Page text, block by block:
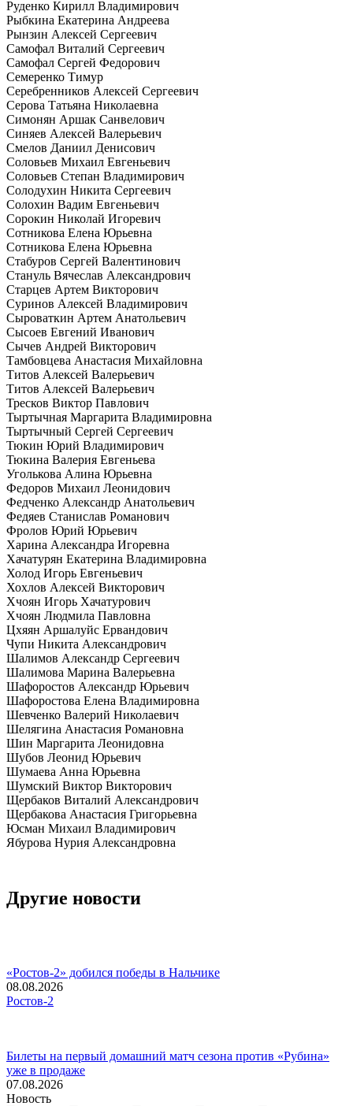
Руденко Кирилл Владимирович
Рыбкина Екатерина Андреева
Рынзин Алексей Сергеевич
Самофал Виталий Сергеевич
Самофал Сергей Федорович
Семеренко Тимур
Серебренников Алексей Сергеевич
Серова Татьяна Николаевна
Симонян Аршак Санвелович
Синяев Алексей Валерьевич
Смелов Даниил Денисович
Соловьев Михаил Евгеньевич
Соловьев Степан Владимирович
Солодухин Никита Сергеевич
Солохин Вадим Евгеньевич
Сорокин Николай Игоревич
Сотникова Елена Юрьевна
Сотникова Елена Юрьевна
Стабуров Сергей Валентинович
Стануль Вячеслав Александрович
Старцев Артем Викторович
Суринов Алексей Владимирович
Сыроваткин Артем Анатольевич
Сысоев Евгений Иванович
Сычев Андрей Викторович
Тамбовцева Анастасия Михайловна
Титов Алексей Валерьевич
Титов Алексей Валерьевич
Тресков Виктор Павлович
Тыртычная Маргарита Владимировна
Тыртычный Сергей Сергеевич
Тюкин Юрий Владимирович
Тюкина Валерия Евгеньева
Уголькова Алина Юрьевна
Федоров Михаил Леонидович
Федченко Александр Анатольевич
Федяев Станислав Романович
Фролов Юрий Юрьевич
Харина Александра Игоревна
Хачатурян Екатерина Владимировна
Холод Игорь Евгеньевич
Хохлов Алексей Викторович
Хчоян Игорь Хачатурович
Хчоян Людмила Павловна
Цхяян Аршалуйс Ервандович
Чупи Никита Александрович
Шалимов Александр Сергеевич
Шалимова Марина Валерьевна
Шафоростов Александр Юрьевич
Шафоростова Елена Владимировна
Шевченко Валерий Николаевич
Шелягина Анастасия Романовна
Шин Маргарита Леонидовна
Шубов Леонид Юрьевич
Шумаева Анна Юрьевна
Шумский Виктор Викторович
Щербаков Виталий Александрович
Щербакова Анастасия Григорьевна
Юсман Михаил Владимирович
Ябурова Нурия Александровна
Другие новости
«Ростов-2» добился победы в Нальчике
08.08.2026
Ростов-2
Билеты на первый домашний матч сезона против «Рубина»
уже в продаже
07.08.2026
Новость